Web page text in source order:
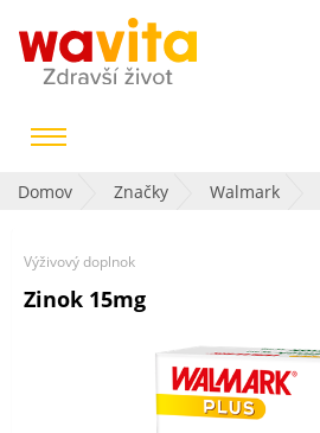
Domov Značky Walmark
Výživový doplnok
Zinok 15mg